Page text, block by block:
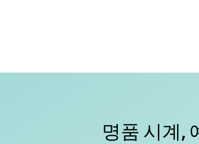
명품 시계,